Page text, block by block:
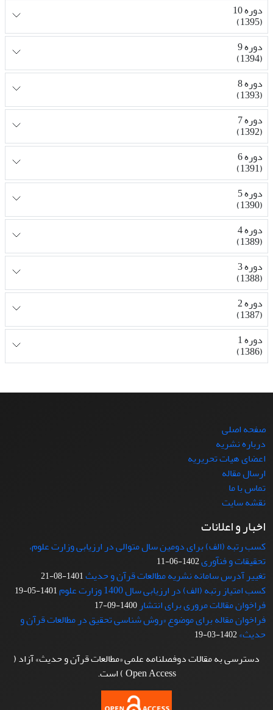
دوره 10
(1395)
دوره 9
(1394)
دوره 8
(1393)
دوره 7
(1392)
دوره 6
(1391)
دوره 5
(1390)
دوره 4
(1389)
دوره 3
(1388)
دوره 2
(1387)
دوره 1
(1386)
صفحه اصلی
درباره نشریه
اعضای هیات تحریریه
ارسال مقاله
تماس با ما
نقشه سایت
اخبار و اعلانات
کسب رتبه (الف) برای دومین سال متوالی در ارزیابی وزارت علوم،
تحقیقات و فنآوری1402-06-11
تغییر آدرس سامانه نشریه مطالعات قرآن و حدیث1401-08-21
کسب امتیاز رتبه (الف) در ارزیابی سال 1400 وزارت علوم 1401-05-19
فراخوان مقالات مروری برای انتشار 1400-09-17
فراخوان مقاله برای موضوع «روش شناسی تحقیق در مطالعات قرآن و
حدیث»1402-03-19
دسترسی به مقالات دوفصلنامه علمی «مطالعات قرآن و حدیث» آزاد (
Open Access ) است.